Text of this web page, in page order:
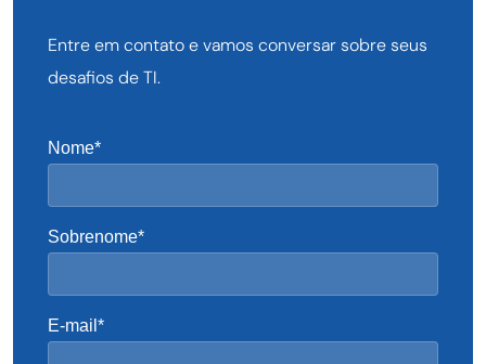
Entre em contato e vamos conversar sobre seus
desafios de TI.